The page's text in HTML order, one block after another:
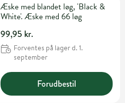
Æske med blandet løg, 'Black &
White'. Æske med 66 løg
99,95 kr.
Forventes på lager d. 1.
september
Forudbestil